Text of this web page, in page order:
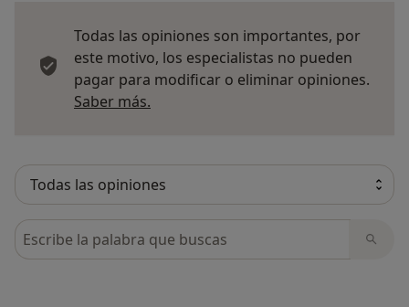
Todas las opiniones son importantes, por
este motivo, los especialistas no pueden
pagar para modificar o eliminar opiniones.
Saber más.
Busca en opiniones